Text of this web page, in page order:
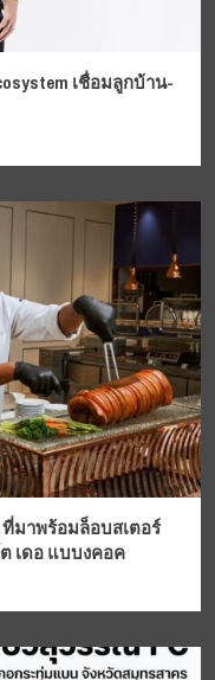
เชื่อมลูกบ้าน-
มาพร้อมล็อบสเตอร์
เดอ แบบงคอค